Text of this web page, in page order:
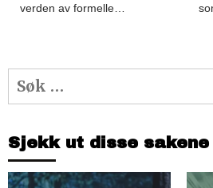
verden av formelle…
Søk
etter:
Sjekk ut disse sakene